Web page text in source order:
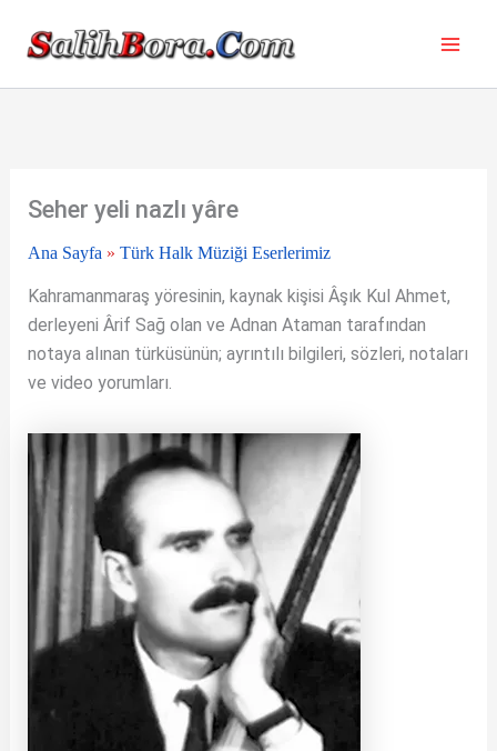
Seher yeli nazlı yâre
Ana Sayfa » Türk Halk Müziği Eserlerimiz
Kahramanmaraş yöresinin, kaynak kişisi Âşık Kul Ahmet,
derleyeni Ârif Sağ olan ve Adnan Ataman tarafından
notaya alınan türküsünün; ayrıntılı bilgileri, sözleri, notaları
ve video yorumları.